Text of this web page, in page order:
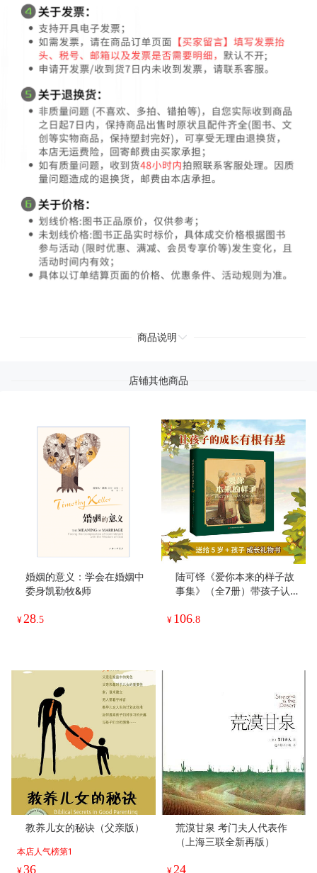
商品说明
店铺其他商品
婚姻的意义：学会在婚姻中
委身凯勒牧&师
¥28.5
陆可铎《爱你本来的样子故
事集》（全7册）带孩子认知
是一套关乎成长 、关乎生命
¥ 106.8
教养儿女的秘诀（父亲版）
本店人气榜第1
¥36
荒漠甘泉 考门夫人代表作
（上海三联全新再版）
¥ 24